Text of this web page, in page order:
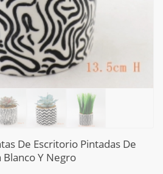
De Escritorio Pintadas De
Blanco Y Negro